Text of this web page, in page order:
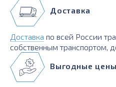
Доставка
Доставка по всей России
собственным транспортом,
Выгодные цены